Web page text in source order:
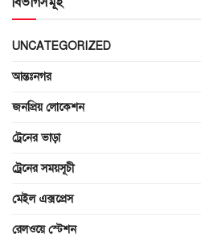
UNCATEGORIZED
আন্তঃনগর
জনপ্রিয় লোকেশন
ট্রেনের ভাড়া
ট্রেনের সময়সূচী
মেইল এক্সপ্রেস
রেলওয়ে স্টেশন